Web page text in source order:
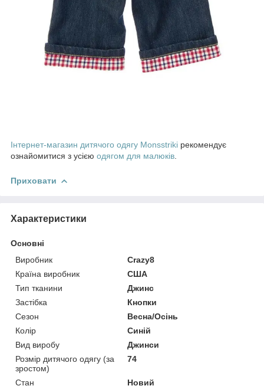
Інтернет-магазин дитячого одягу Monsstriki рекомендує
ознайомитися з усією одягом для малюків
Приховати
Характеристики
Основні
Виробник
Crazy8
Країна виробник
США
Тип тканини
Джинс
Застібка
Кнопки
Сезон
Весна/Осінь
Колір
Синій
Вид виробу
Джинси
Розмір дитячого одягу (за
зростом)
74
Стан Новий